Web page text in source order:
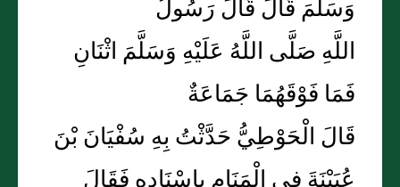
وَسَلَّمَ قَالَ قَالَ رَسُولُ
اللَّهِ صَلَّى اللَّهُ عَلَيْهِ وَسَلَّمَ اثْنَانِ
فَمَا فَوْقَهُمَا جَمَاعَةٌ
قَالَ الْحَوْطِيُّ حَدَّثْتُ بِهِ سُفْيَانَ بْنَ